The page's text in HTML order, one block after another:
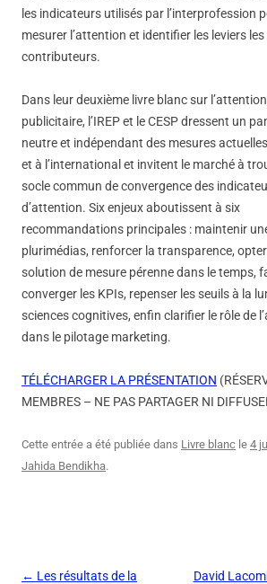
les indicateurs utilisés par l’interprofession
mesurer l’attention et identifier les leviers
contributeurs.
Dans leur deuxième livre blanc sur l’attention
publicitaire, l’IREP et le CESP dressent un
neutre et indépendant des mesures
et à l’international et invitent le marché à
socle commun de convergence des
d’attention. Six enjeux aboutissent à six
recommandations principales : maintenir
plurimédias, renforcer la transparence,
solution de mesure pérenne dans le temps,
converger les KPIs, repenser les seuils à la
sciences cognitives, enfin clarifier le rôle de
dans le pilotage marketing.
TÉLÉCHARGER LA PRÉSENTATION
MEMBRES – NE PAS PARTAGER NI
Cette entrée a été publiée dans Livre blanc le 4
Jahida Bendikha.
Navigation
← Les résultats de la
David